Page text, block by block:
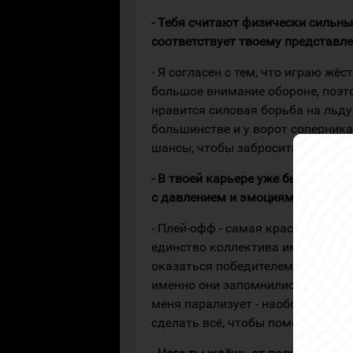
- Тебя считают физически
соответствует твоему
- Я согласен с тем, что играю
большое внимание обороне,
нравится силовая борьба на
большинстве и у ворот
шансы, чтобы забросить шайбу.
- В твоей карьере уже было
с давлением и эмоциями?
- Плей-офф - самая красивая
единство коллектива имеют
оказаться победителем. Мне
именно они запомнились
меня парализует - наоборот,
сделать всё, чтобы помочь